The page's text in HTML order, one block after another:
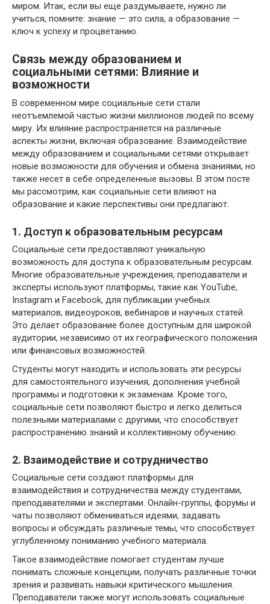
миром. Итак, если вы еще раздумываете, нужно ли
учиться, помните: знание — это сила, а образование —
ключ к успеху и процветанию.
Связь между образованием и
социальными сетями: Влияние и
возможности
В современном мире социальные сети стали
неотъемлемой частью жизни миллионов людей по всему
миру. Их влияние распространяется на различные
аспекты жизни, включая образование. Взаимодействие
между образованием и социальными сетями открывает
новые возможности для обучения и обмена знаниями, но
также несет в себе определенные вызовы. В этом посте
мы рассмотрим, как социальные сети влияют на
образование и какие перспективы они предлагают.
1. Доступ к образовательным ресурсам
Социальные сети предоставляют уникальную
возможность для доступа к образовательным ресурсам.
Многие образовательные учреждения, преподаватели и
эксперты используют платформы, такие как YouTube,
Instagram и Facebook, для публикации учебных
материалов, видеоуроков, вебинаров и научных статей.
Это делает образование более доступным для широкой
аудитории, независимо от их географического положения
или финансовых возможностей.
Студенты могут находить и использовать эти ресурсы
для самостоятельного изучения, дополнения учебной
программы и подготовки к экзаменам. Кроме того,
социальные сети позволяют быстро и легко делиться
полезными материалами с другими, что способствует
распространению знаний и коллективному обучению.
2. Взаимодействие и сотрудничество
Социальные сети создают платформы для
взаимодействия и сотрудничества между студентами,
преподавателями и экспертами. Онлайн-группы, форумы и
чаты позволяют обмениваться идеями, задавать
вопросы и обсуждать различные темы, что способствует
углубленному пониманию учебного материала.
Такое взаимодействие помогает студентам лучше
понимать сложные концепции, получать различные точки
зрения и развивать навыки критического мышления.
Преподаватели также могут использовать социальные